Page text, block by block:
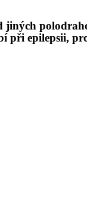
jiných
í při epilepsii,